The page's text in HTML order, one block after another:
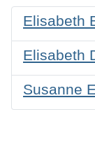
Elisabeth
Elisabeth
Susanne